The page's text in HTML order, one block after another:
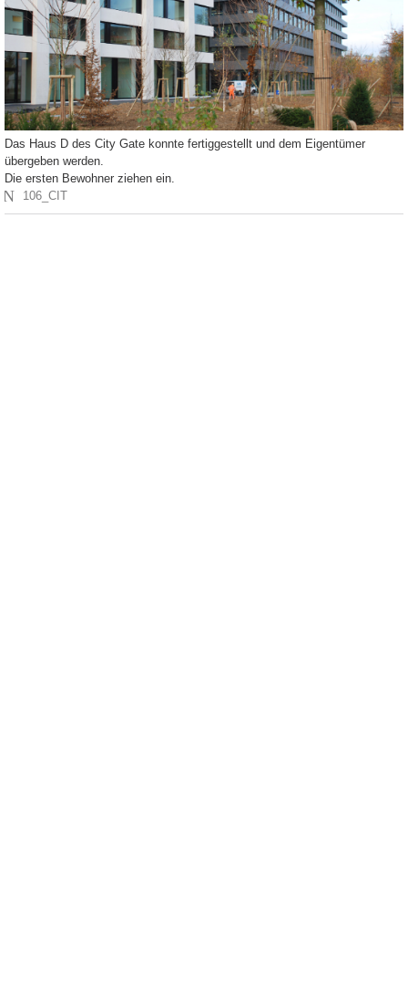
Das Haus D des City Gate konnte fertiggestellt und dem Eigentümer
übergeben werden.
Die ersten Bewohner ziehen ein.
N 106_CIT